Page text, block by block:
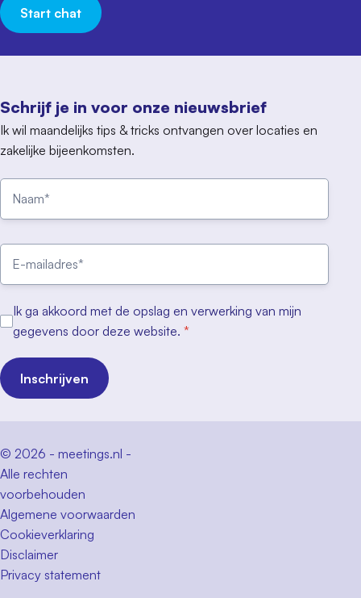
Schrijf je in voor onze nieuwsbrief
Ik wil maandelijks tips & tricks ontvangen over locaties en
zakelijke bijeenkomsten.
Ik ga akkoord met de opslag en verwerking van mijn
gegevens door deze website. *
Inschrijven
Start chat
© 2026 - meetings.nl -
Alle rechten
voorbehouden
Algemene voorwaarden
Cookieverklaring
Disclaimer
Privacy statement